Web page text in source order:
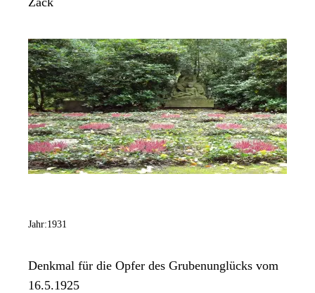
Jahr:1931
Denkmal für die Opfer des Grubenunglücks vom
16.5.1925